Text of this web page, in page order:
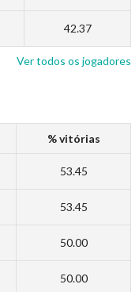
42.37
Ver todos os jogadores
% vitórias
53.45
53.45
50.00
50.00